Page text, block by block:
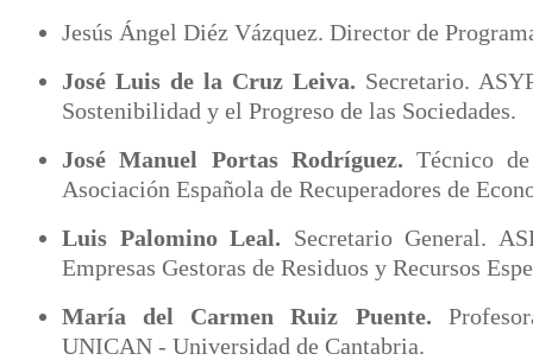
Jesús Ángel Diéz Vázquez. Director de
José Luis de la Cruz Leiva. Secretario.
Sostenibilidad y el Progreso de las Sociedades.
José Manuel Portas Rodríguez. Técnico
Asociación Española de Recuperadores de
Luis Palomino Leal. Secretario General.
Empresas Gestoras de Residuos y Recursos
María del Carmen Ruiz Puente.
UNICAN - Universidad de Cantabria.